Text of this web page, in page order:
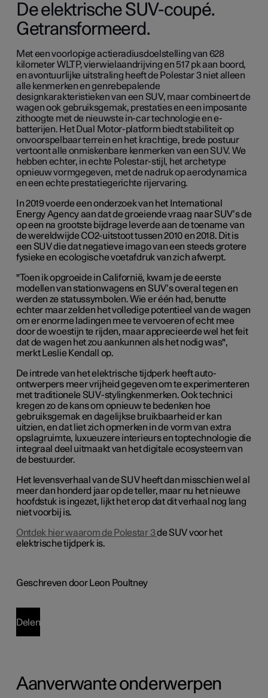
De elektrische SUV-coupé.
Getransformeerd.
Met een voorlopige actieradiusdoelstelling van 628
kilometer WLTP, vierwielaandrijving en 517 pk aan boord,
en avontuurlijke uitstraling heeft de Polestar 3 niet alleen
alle kenmerken en genrebepalende
designkarakteristieken van een SUV, maar combineert de
wagen ook gebruiksgemak, prestaties en een imposante
zithoogte met de nieuwste in-car technologie en e-
batterijen. Het Dual Motor-platform biedt stabiliteit op
onvoorspelbaar terrein en het krachtige, brede postuur
vertoont alle onmiskenbare kenmerken van een SUV. We
hebben echter, in echte Polestar-stijl, het archetype
opnieuw vormgegeven, met de nadruk op aerodynamica
en een echte prestatiegerichte rijervaring.
In 2019 voerde een onderzoek van het International
Energy Agency aan dat de groeiende vraag naar SUV’s de
op een na grootste bijdrage leverde aan de toename van
de wereldwijde CO2-uitstoot tussen 2010 en 2018. Dit is
een SUV die dat negatieve imago van een steeds grotere
fysieke en ecologische voetafdruk van zich afwerpt.
"Toen ik opgroeide in Californië, kwam je de eerste
modellen van stationwagens en SUV’s overal tegen en
werden ze statussymbolen. Wie er één had, benutte
echter maar zelden het volledige potentieel van de wagen
om er enorme ladingen mee te vervoeren of echt mee
door de woestijn te rijden, maar apprecieerde wel het feit
dat de wagen het zou aankunnen als het nodig was",
merkt Leslie Kendall op.
De intrede van het elektrische tijdperk heeft auto-
ontwerpers meer vrijheid gegeven om te experimenteren
met traditionele SUV-stylingkenmerken. Ook technici
kregen zo de kans om opnieuw te bedenken hoe
gebruiksgemak en dagelijkse bruikbaarheid er kan
uitzien, en dat liet zich opmerken in de vorm van extra
opslagruimte, luxueuzere interieurs en toptechnologie die
integraal deel uitmaakt van het digitale ecosysteem van
de bestuurder.
Het levensverhaal van de SUV heeft dan misschien wel al
meer dan honderd jaar op de teller, maar nu het nieuwe
hoofdstuk is ingezet, lijkt het erop dat dit verhaal nog lang
niet voorbij is.
Ontdek hier waarom de Polestar 3de SUV voor het
elektrische tijdperk is.
Geschreven door Leon Poultney
Delen
Aanverwante onderwerpen